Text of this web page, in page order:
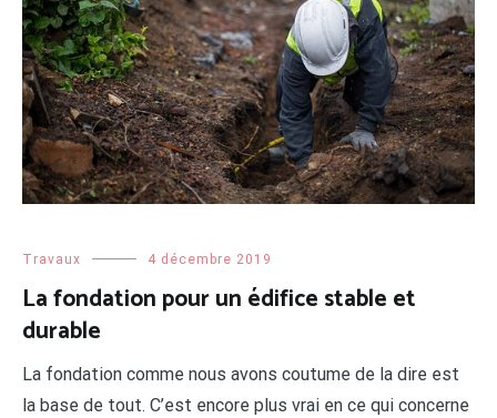
Travaux 4 décembre 2019
La fondation pour un édifice stable et
durable
La fondation comme nous avons coutume de la dire est
la base de tout. C’est encore plus vrai en ce qui concerne